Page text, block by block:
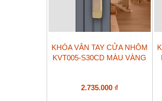
KHÓA VÂN TAY CỬA NHÔM
KVT005-S30CD MÀU VÀNG
2.735.000 ₫